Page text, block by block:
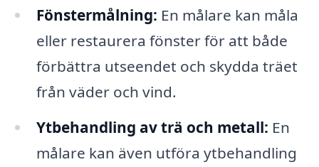
Fönstermålning: En målare kan måla
eller restaurera fönster för att både
förbättra utseendet och skydda träet
från väder och vind.
Ytbehandling av trä och metall: En
målare kan även utföra ytbehandling